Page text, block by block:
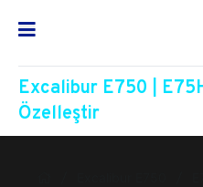
Excalibur E750 |
Özelleştir